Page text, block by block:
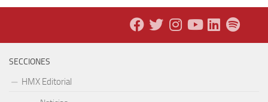
SECCIONES
HMX Editorial